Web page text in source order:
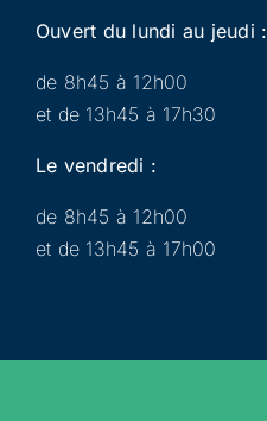
Ouvert du lundi au jeudi :
de 8h45 à 12h00
et de 13h45 à 17h30
Le vendredi :
de 8h45 à 12h00
et de 13h45 à 17h00